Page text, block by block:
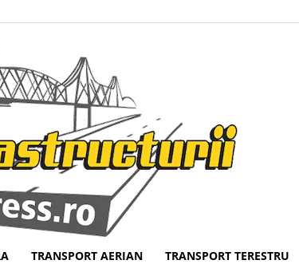
TRANSPORT AERIAN TRANSPORT TERESTRU